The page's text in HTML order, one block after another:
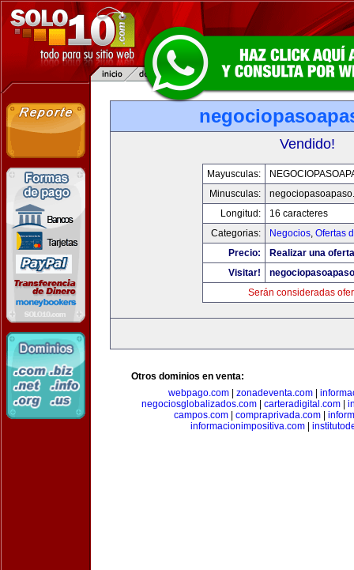
Vendido!
Mayusculas:
Minusculas:
Longitud:
16 caracteres
Categorias:
Negocios, Ofertas
Precio:
Realizar una
Visitar!
Serán consideradas
Otros dominios en venta:
webpago.com
zonadeventa.com
negociosglobalizados.com
carteradigital.com
campos.com
compraprivada.com
informacionimpositiva.com